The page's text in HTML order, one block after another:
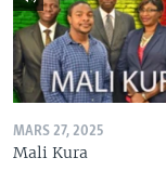
MARS 27, 2025
Mali Kura